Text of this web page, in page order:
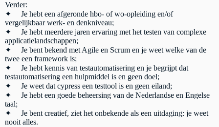
Verder:
✦ Je hebt een afgeronde hbo- of wo-opleiding en/of
vergelijkbaar werk- en denkniveau;
✦ Je hebt meerdere jaren ervaring met het testen van complexe
applicatielandschappen;
✦ Je bent bekend met Agile en Scrum en je weet welke van de
twee een framework is;
✦ Je hebt kennis van testautomatisering en je begrijpt dat
testautomatisering een hulpmiddel is en geen doel;
✦ Je weet dat cypress een testtool is en geen eiland;
✦ Je hebt een goede beheersing van de Nederlandse en Engelse
taal;
✦ Je bent creatief, ziet het onbekende als een uitdaging: je weet
nooit alles.